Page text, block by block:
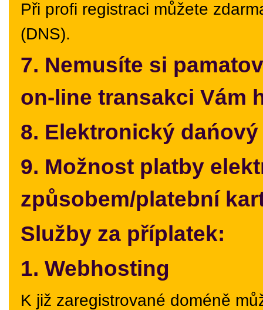
Při profi registraci můžete
(DNS).
7. Nemusíte si
on-line transakci Vám
8. Elektronický
9. Možnost platby
způsobem/platební
Služby za příplatek:
1. Webhosting
K již zaregistrované doméně